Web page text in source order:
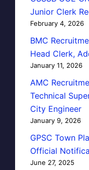
Junior Clerk
February 4, 2026
BMC
Head Clerk,
January 11, 2026
AMC
Technical
City Engineer
January 9, 2026
GPSC Town
Official
June 27, 2025